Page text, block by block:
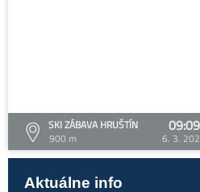
SKI ZÁBAVA HRUŠTÍN
900 m
09:09
6. 3.
Aktuálne info